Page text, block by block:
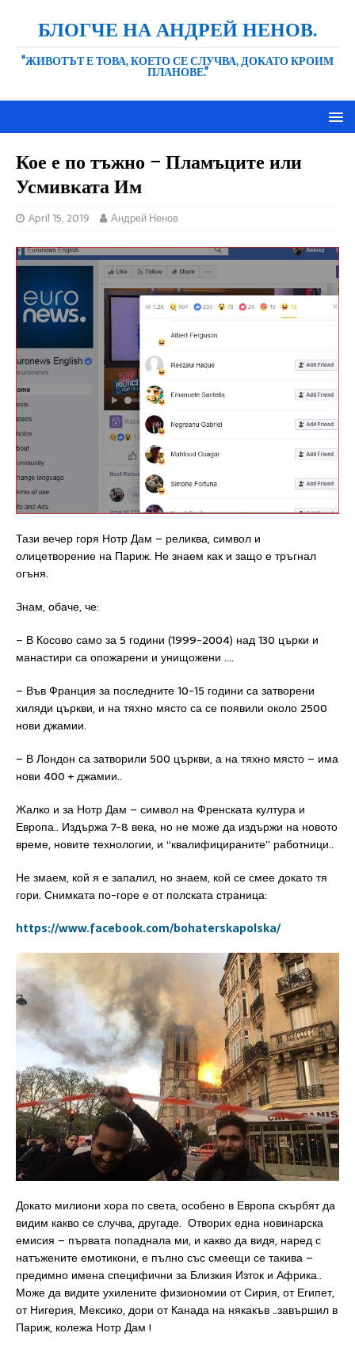
БЛОГЧЕ НА АНДРЕЙ НЕНОВ.
"ЖИВОТЪТ Е ТОВА, КОЕТО СЕ СЛУЧВА, ДОКАТО КРОИМ
ПЛАНОВЕ."
Кое е по тъжно – Пламъците или
Усмивката Им
April 15, 2019 Андрей Ненов
Тази вечер горя Нотр Дам – реликва, символ и
олицетворение на Париж. Не знаем как и защо е тръгнал
огъня.
Знам, обаче, че:
– В Косово само за 5 години (1999-2004) над 130 църки и
манастири са опожарени и унищожени ….
– Във Франция за последните 10-15 години са затворени
хиляди църкви, и на тяхно място са се появили около 2500
нови джамии.
– В Лондон са затворили 500 църкви, а на тяхно място – има
нови 400 + джамии..
Жалко и за Нотр Дам – символ на Френската култура и
Европа.. Издържа 7-8 века, но не може да издържи на новото
време, новите технологии, и “квалифицираните” работници..
Не змаем, кой я е запалил, но знаем, кой се смее докато тя
гори. Снимката по-горе е от полската страница:
https://www.facebook.com/bohaterskapolska/
Докато милиони хора по света, особено в Европа скърбят да
видим какво се случва, другаде. Отворих една новинарска
емисия – първата попаднала ми, и какво да видя, наред с
натъжените емотикони, е пълно със смеещи се такива –
предимно имена специфични за Близкия Изток и Африка..
Може да видите ухилените физиономии от Сирия, от Египет,
от Нигерия, Мексико, дори от Канада на някакъв ..завършил в
Париж, колежа Нотр Дам !